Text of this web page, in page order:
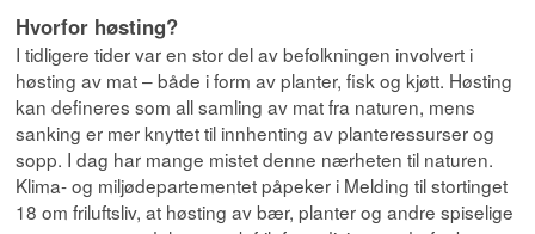
Hvorfor høsting?
I tidligere tider var en stor del av befolkningen involvert i
høsting av mat – både i form av planter, fisk og kjøtt. Høsting
kan defineres som all samling av mat fra naturen, mens
sanking er mer knyttet til innhenting av planteressurser og
sopp. I dag har mange mistet denne nærheten til naturen.
Klima- og miljødepartementet påpeker i Melding til stortinget
18 om friluftsliv, at høsting av bær, planter og andre spiselige